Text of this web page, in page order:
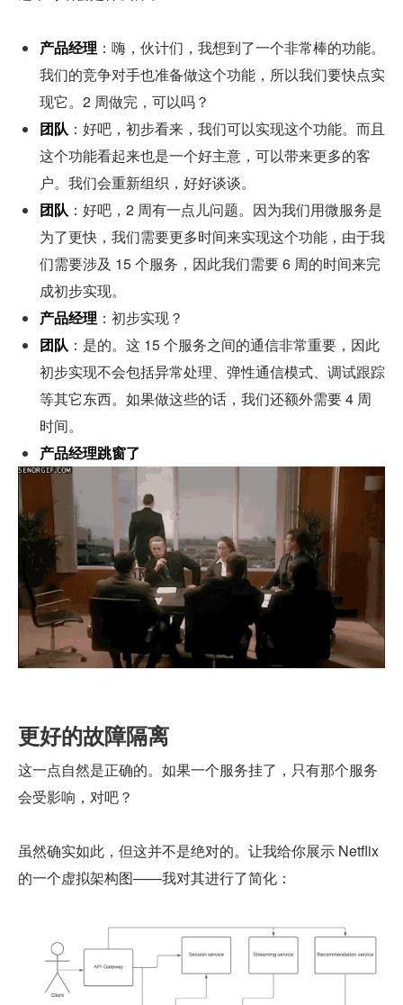
产品经理 ：嗨，伙计们，我想到了一个非常棒的功能。
我们的竞争对手也准备做这个功能，所以我们要快点实
现它。2 周做完，可以吗？
团队 ：好吧，初步看来，我们可以实现这个功能。而且
这个功能看起来也是一个好主意，可以带来更多的客
户。我们会重新组织，好好谈谈。
团队 ：好吧，2 周有一点儿问题。因为我们用微服务是
为了更快，我们需要更多时间来实现这个功能，由于我
们需要涉及 15 个服务，因此我们需要 6 周的时间来完
成初步实现。
产品经理 ：初步实现？
团队 ：是的。这 15 个服务之间的通信非常重要，因此
初步实现不会包括异常处理、弹性通信模式、调试跟踪
等其它东西。如果做这些的话，我们还额外需要 4 周
时间。
产品经理跳窗了
更好的故障隔离
这一点自然是正确的。如果一个服务挂了，只有那个服务
会受影响，对吧？
虽然确实如此，但这并不是绝对的。让我给你展示 Netflix
的一个虚拟架构图——我对其进行了简化：